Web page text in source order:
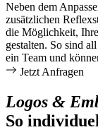
Neben dem
zusätzlichen
die Möglichkeit,
gestalten. So sind
ein Team und
Jetzt Anfragen
Logos &
So